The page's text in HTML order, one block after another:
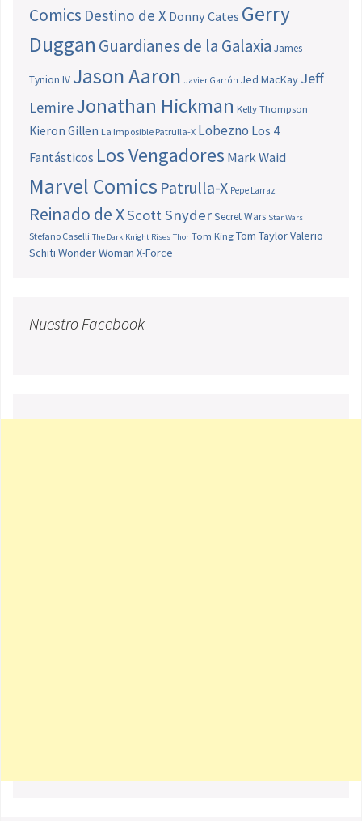
Comics Destino de X Donny Cates Gerry
Duggan Guardianes de la Galaxia James
Tynion IV Jason Aaron Javier Garrón Jed MacKay Jeff
LemireJonathan Hickman Kelly Thompson
Kieron Gillen La Imposible Patrulla-X Lobezno Los 4
Fantásticos Los Vengadores Mark Waid
Marvel Comics Patrulla-X Pepe Larraz
Reinado de XScott SnyderSecret Wars Star Wars
Stefano Caselli The Dark Knight Rises Thor Tom King Tom TaylorValerio
Schiti Wonder Woman X-Force
Nuestro Facebook